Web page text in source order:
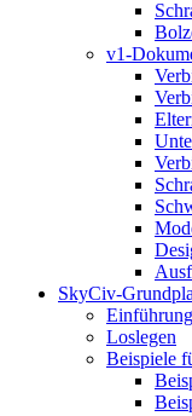
v1-
SkyCiv-
Loslegen
Beispiele